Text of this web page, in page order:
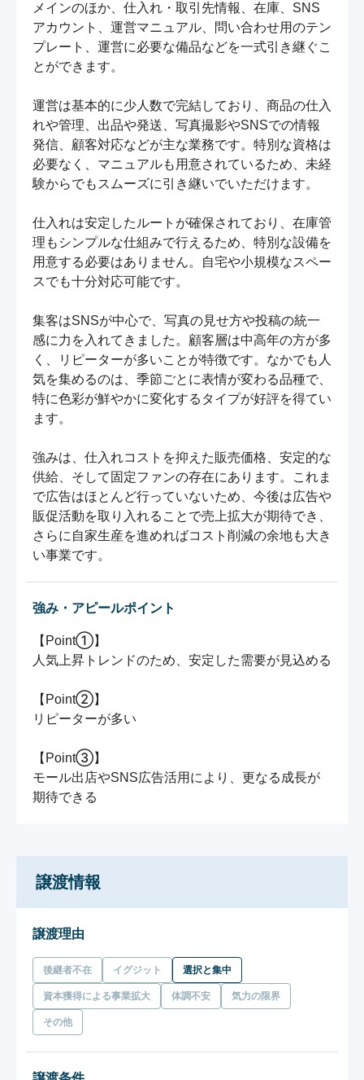
メインのほか、仕入れ・取引先情報、在庫、SNS
アカウント、運営マニュアル、問い合わせ用のテン
プレート、運営に必要な備品などを一式引き継ぐこ
とができます。
運営は基本的に少人数で完結しており、商品の仕入
れや管理、出品や発送、写真撮影やSNSでの情報
発信、顧客対応などが主な業務です。特別な資格は
必要なく、マニュアルも用意されているため、未経
験からでもスムーズに引き継いでいただけます。
仕入れは安定したルートが確保されており、在庫管
理もシンプルな仕組みで行えるため、特別な設備を
用意する必要はありません。自宅や小規模なスペー
スでも十分対応可能です。
集客はSNSが中心で、写真の見せ方や投稿の統一
感に力を入れてきました。顧客層は中高年の方が多
く、リピーターが多いことが特徴です。なかでも人
気を集めるのは、季節ごとに表情が変わる品種で、
特に色彩が鮮やかに変化するタイプが好評を得てい
ます。
強みは、仕入れコストを抑えた販売価格、安定的な
供給、そして固定ファンの存在にあります。これま
で広告はほとんど行っていないため、今後は広告や
販促活動を取り入れることで売上拡大が期待でき、
さらに自家生産を進めればコスト削減の余地も大き
い事業です。
強み・アピールポイント
【Point①】
人気上昇トレンドのため、安定した需要が見込める
【Point②】
リピーターが多い
【Point③】
モール出店やSNS広告活用により、更なる成長が
期待できる
譲渡情報
譲渡理由
後継者不在 イグジット 選択と集中
資本獲得による事業拡大 体調不安 気力の限界
その他